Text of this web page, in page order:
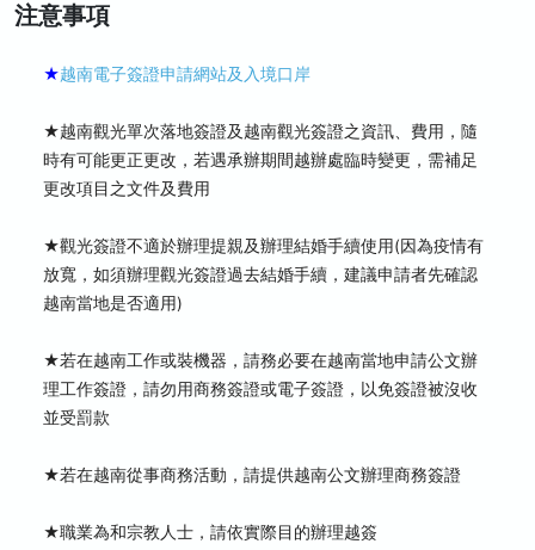
注意事項
★越南電子簽證申請網站及入境口岸
★越南觀光單次落地簽證及越南觀光簽證之資訊、費用，隨
時有可能更正更改，若遇承辦期間越辦處臨時變更，需補足
更改項目之文件及費用
★觀光簽證不適於辦理提親及辦理結婚手續使用(因為疫情有
放寬，如須辦理觀光簽證過去結婚手續，建議申請者先確認
越南當地是否適用)
★若在越南工作或裝機器，請務必要在越南當地申請公文辦
理工作簽證，請勿用商務簽證或電子簽證，以免簽證被沒收
並受罰款
★若在越南從事商務活動，請提供越南公文辦理商務簽證
★職業為和宗教人士，請依實際目的辦理越簽